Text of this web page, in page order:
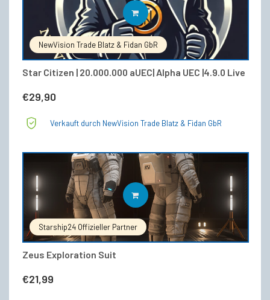
NewVision Trade Blatz & Fidan GbR
Star Citizen | 20.000.000 aUEC| Alpha UEC |4.9.0 Live
€29,90
IN DEN WARENKORB
Verkauft durch NewVision Trade Blatz & Fidan GbR
Starship24 Offizieller Partner
Zeus Exploration Suit
€21,99
IN DEN WARENKORB